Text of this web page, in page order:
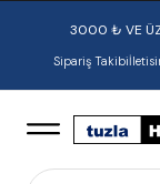
3000 ₺ VE
Sipariş Takibi